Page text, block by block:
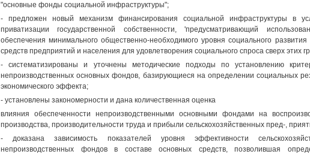
"основные фонды социальной инфраструктуры";
- предложен новый механизм финансирования социальной инфраструктуры в
приватизации государственной собственности, 'предусматривающий
обеспечения минимального общественно-необходимого уровня социального
средств предприятий и населения для удовлетворения социального спроса сверх этих
- систематизированы и уточнены методические подходы по установлению
непроизводственных основных фондов, базирующиеся на определении социальных
экономического эффекта;
- установлены закономерности и дана количественная оценка
влияния обеспеченности непроизводственными основными фондами на
производства, производительности труда и прибыли сельскохозяйственных пред-,
- доказана зависимость показателей уровня эффективности
непроизводственных фондов в составе основных средств, позволившая